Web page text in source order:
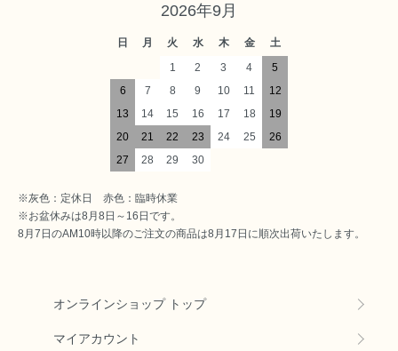
2026年9月
日 月 火 水 木 金
土
1
2 3 4
5
6
7 8 9 10 11
12
13
14 15 16 17 18
19
20
21 22 23 24 25
26
27
28 29 30
※灰色：定休日 赤色：臨時休業
※お盆休みは8月8日～16日です。
8月7日のAM10時以降のご注文の商品は8月17日に順次出荷いたします。
オンラインショップ トップ
マイアカウント